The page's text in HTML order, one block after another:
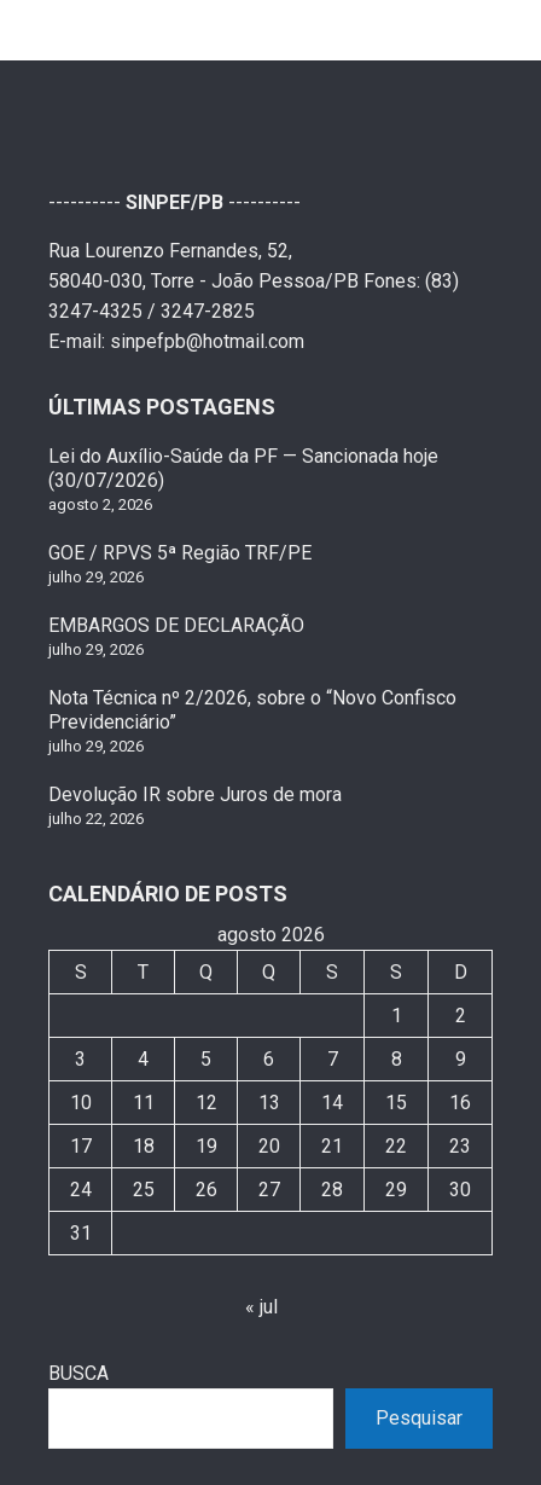
---------- SINPEF/PB ----------
Rua Lourenzo Fernandes, 52,
58040-030, Torre - João Pessoa/PB Fones: (83)
3247-4325 / 3247-2825
E-mail: sinpefpb@hotmail.com
ÚLTIMAS POSTAGENS
Lei do Auxílio-Saúde da PF — Sancionada hoje
(30/07/2026)
agosto 2, 2026
GOE / RPVS 5ª Região TRF/PE
julho 29, 2026
EMBARGOS DE DECLARAÇÃO
julho 29, 2026
Nota Técnica nº 2/2026, sobre o “Novo Confisco
Previdenciário”
julho 29, 2026
Devolução IR sobre Juros de mora
julho 22, 2026
CALENDÁRIO DE POSTS
agosto 2026
S
T Q Q S S
D
1
2
3
4 5 6 7 8
9
10
11 12 13 14 15
16
17
18 19 20 21 22
23
24
25 26 27 28 29
30
31
« jul
BUSCA
Pesquisar